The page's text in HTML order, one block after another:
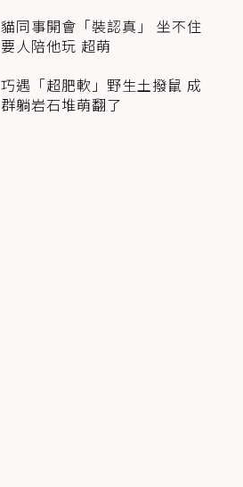
貓同事開會「裝認真」 坐不住
要人陪他玩 超萌
巧遇「超肥軟」野生土撥鼠 成
群躺岩石堆萌翻了